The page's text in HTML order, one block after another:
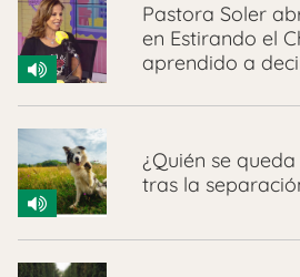
Pastora Soler
en Estirando el
aprendido a
¿Quién se
tras la